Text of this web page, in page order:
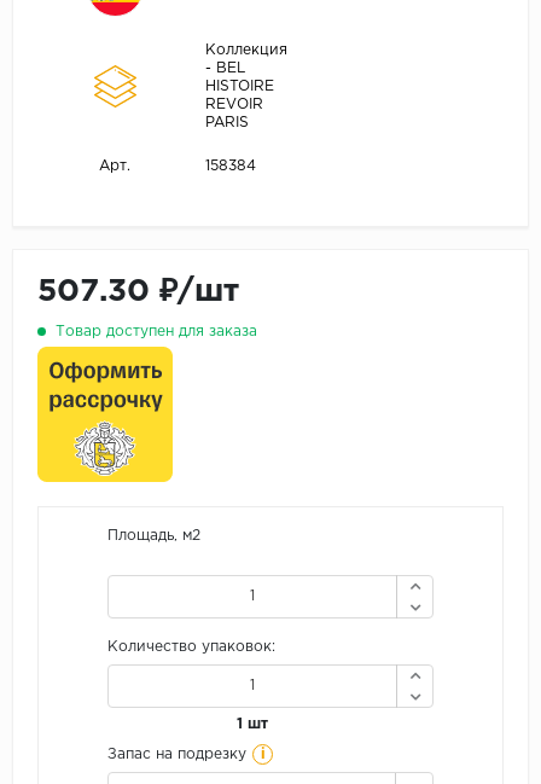
Коллекция
- BEL
HISTOIRE
REVOIR
PARIS
Арт. 158384
507.30 ₽/шт
Товар доступен для заказа
Площадь, м2
Количество упаковок:
1 шт
Запас на подрезку i